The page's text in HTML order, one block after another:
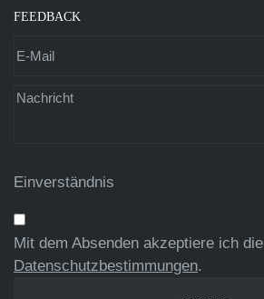
FEEDBACK
Einverständnis
Mit dem Absenden akzeptiere ich die
Datenschutzbestimmungen.